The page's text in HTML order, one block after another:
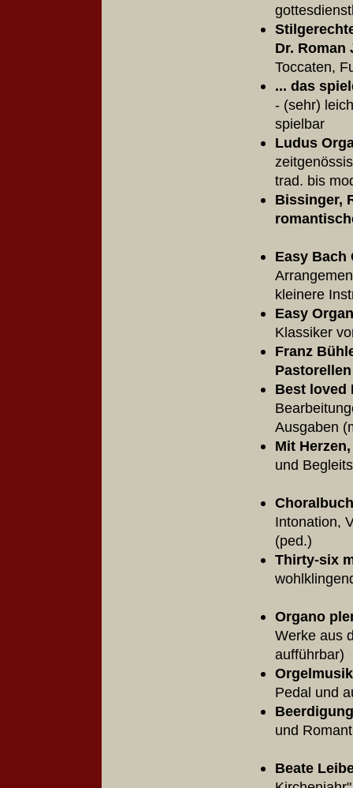
Dr. Roman
Toccaten,
... das
- (sehr)
spielbar
Ludus
trad. bis
Bissinger,
Easy
kleinere
Easy
Klassiker
Franz
Pastorellen
Best loved
Ausgaben
Mit
und
Intonation,
(ped.)
Thirty-six
Organo
Werke aus
Pedal und
Beerdigung
und
Beate